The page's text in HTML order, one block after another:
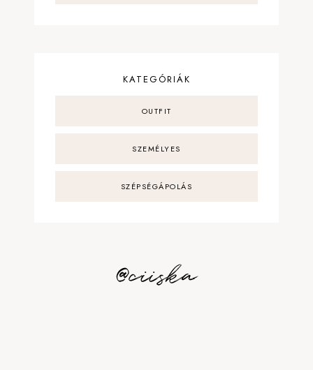
KATEGÓRIÁK
OUTFIT
SZEMÉLYES
SZÉPSÉGÁPOLÁS
@ciiska